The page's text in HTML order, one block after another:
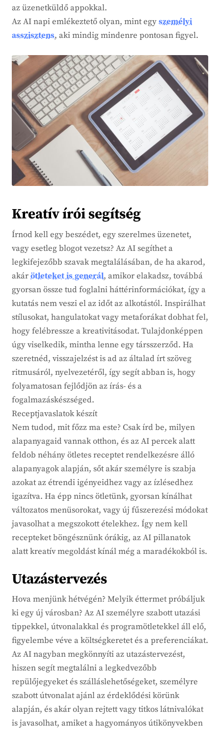
az üzenetküldő appokkal.
Az AI napi emlékeztető olyan, mint egyszemélyi
asszisztens, aki mindig mindenre pontosan figyel.
Kreatív írói segítség
Írnod kell egy beszédet, egy szerelmes üzenetet,
vagy esetleg blogot vezetsz? Az AI segíthet a
legkifejezőbb szavak megtalálásában, de ha akarod,
akárötleteket is generál, amikor elakadsz, továbbá
gyorsan össze tud foglalni háttérinformációkat, így a
kutatás nem veszi el az időt az alkotástól. Inspirálhat
stílusokat, hangulatokat vagy metaforákat dobhat fel,
hogy felébressze a kreativitásodat. Tulajdonképpen
úgy viselkedik, mintha lenne egy társszerződ. Ha
szeretnéd, visszajelzést is ad az általad írt szöveg
ritmusáról, nyelvezetéről, így segít abban is, hogy
folyamatosan fejlődjön az írás- és a
fogalmazáskészséged.
Receptjavaslatok készít
Nem tudod, mit főzz ma este? Csak írd be, milyen
alapanyagaid vannak otthon, és az AI percek alatt
feldob néhány ötletes receptet rendelkezésre álló
alapanyagok alapján, sőt akár személyre is szabja
azokat az étrendi igényeidhez vagy az ízlésedhez
igazítva. Ha épp nincs ötletünk, gyorsan kínálhat
változatos menüsorokat, vagy új fűszerezési módokat
javasolhat a megszokott ételekhez. Így nem kell
recepteket böngésznünk órákig, az AI pillanatok
alatt kreatív megoldást kínál még a maradékokból is.
Utazástervezés
Hova menjünk hétvégén? Melyik éttermet próbáljuk
ki egy új városban? Az AI személyre szabott utazási
tippekkel, útvonalakkal és programötletekkel áll elő,
figyelembe véve a költségkeretet és a preferenciákat.
Az AI nagyban megkönnyíti az utazástervezést,
hiszen segít megtalálni a legkedvezőbb
repülőjegyeket és szálláslehetőségeket, személyre
szabott útvonalat ajánl az érdeklődési körünk
alapján, és akár olyan rejtett vagy titkos látnivalókat
is javasolhat, amiket a hagyományos útikönyvekben